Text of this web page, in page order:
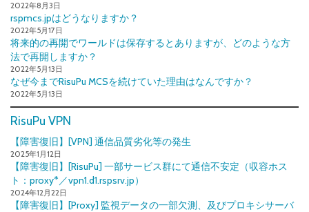
2022年8月3日
rspmcs.jpはどうなりますか？
2022年5月17日
将来的の再開でワールドは保存するとありますが、どのような方
法で再開しますか？
2022年5月13日
なぜ今までRisuPu MCSを続けていた理由はなんですか？
2022年5月13日
RisuPu VPN
【障害復旧】[VPN] 通信品質劣化等の発生
2025年1月12日
【障害復旧】[RisuPu] 一部サービス群にて通信不安定（収容ホス
ト：proxy*／vpn1.d1.rspsrv.jp）
2024年12月22日
【障害復旧】[Proxy] 監視データの一部欠測、及びプロキシサーバ